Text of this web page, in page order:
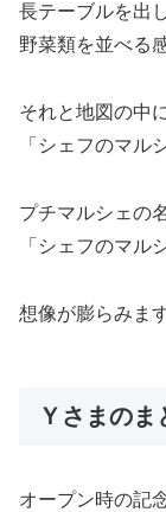
長テーブルを出
野菜類を並べる
それと地図の中
「シェフのマル
プチマルシェの
「シェフのマル
想像が膨らみます
Ｙさまのま
オープン時の記